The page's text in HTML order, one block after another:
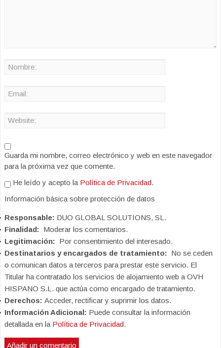
Guarda mi nombre, correo electrónico y web en este navegador
para la próxima vez que comente.
He leído y acepto la Política de Privacidad.
Información básica sobre protección de datos
Responsable: DUO GLOBAL SOLUTIONS, SL.
Finalidad: Moderar los comentarios.
Legitimación: Por consentimiento del interesado.
Destinatarios y encargados de tratamiento: No se ceden
o comunican datos a terceros para prestar este servicio. El
Titular ha contratado los servicios de alojamiento web a OVH
HISPANO S.L. que actúa como encargado de tratamiento.
Derechos: Acceder, rectificar y suprimir los datos.
Información Adicional: Puede consultar la información
detallada en la Política de Privacidad.